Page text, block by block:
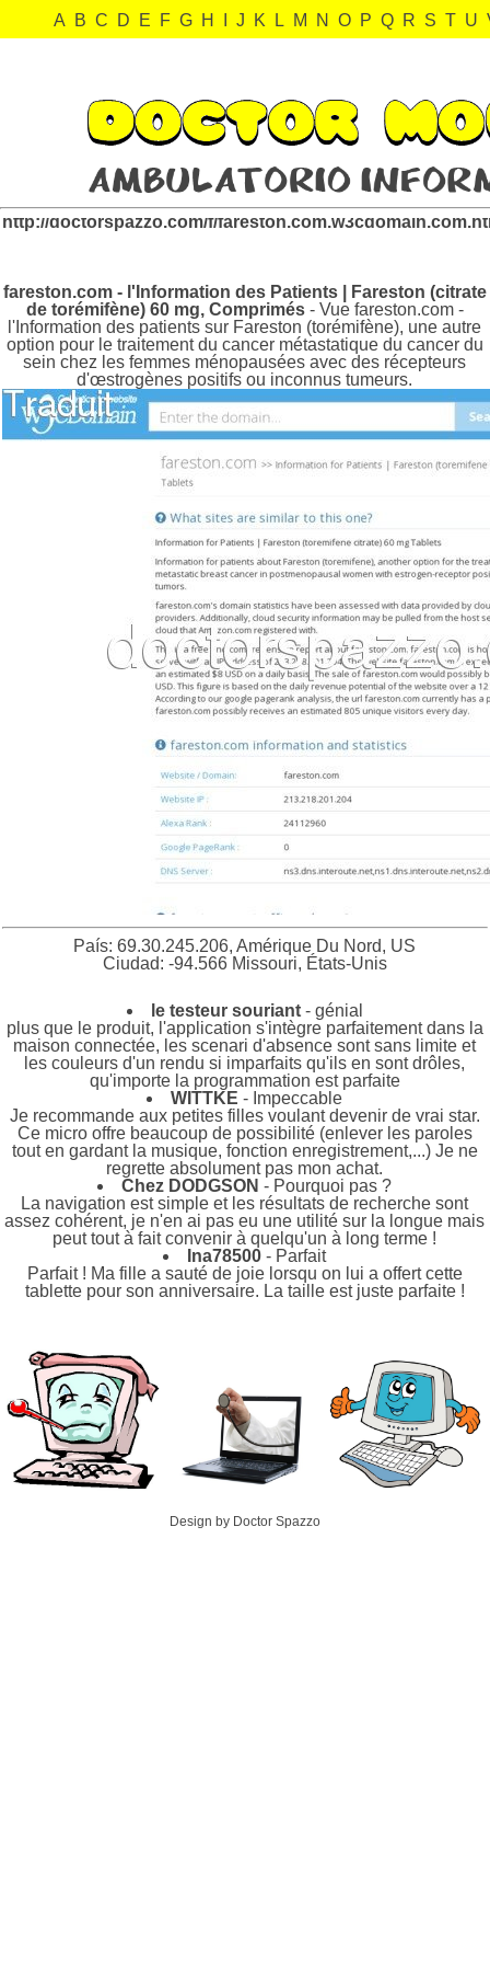
A B C D E F G H J K L M N O P Q R S T U
fareston.com.w3cdomain.com Revisión:
http://doctorspazzo.com/f/
fareston.com - l'Information des Patients | Fareston (citrate
de torémifène) 60 mg, Comprimés- Vue fareston.com -
l'Information des patients sur Fareston (torémifène), une autre
option pour le traitement du cancer métastatique du cancer du
sein chez les femmes ménopausées avec des récepteurs
d'œstrogènes positifs ou inconnus tumeurs.
País: 69.30.245.206, Amérique Du Nord, US
Ciudad: -94.566 Missouri, États-Unis
le testeur souriant- génial
plus que le produit, l'application s'intègre parfaitement dans la
maison connectée, les scenari d'absence sont sans limite et
les couleurs d'un rendu si imparfaits qu'ils en sont drôles,
qu'importe la programmation est parfaite
WITTKE - Impeccable
Je recommande aux petites filles voulant devenir de vrai star.
Ce micro offre beaucoup de possibilité (enlever les paroles
tout en gardant la musique, fonction enregistrement,...) Je ne
regrette absolument pas mon achat.
Chez DODGSON - Pourquoi pas ?
La navigation est simple et les résultats de recherche sont
assez cohérent, je n'en ai pas eu une utilité sur la longue mais
peut tout à fait convenir à quelqu'un à long terme !
Ina78500 - Parfait
Parfait ! Ma fille a sauté de joie lorsqu on lui a offert cette
tablette pour son anniversaire. La taille est juste parfaite !
Design by Doctor Spazzo